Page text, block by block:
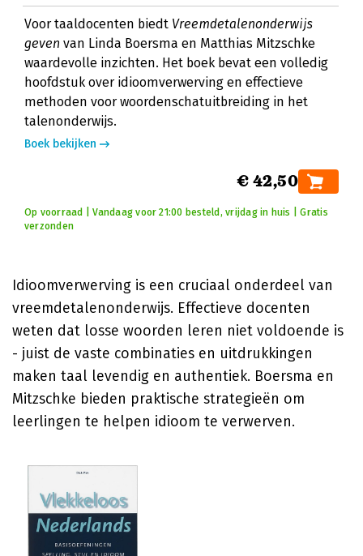
Voor taaldocenten biedt Vreemdetalenonderwijs
geven van Linda Boersma en Matthias Mitzschke
waardevolle inzichten. Het boek bevat een volledig
hoofdstuk over idioomverwerving en effectieve
methoden voor woordenschatuitbreiding in het
talenonderwijs.
Boek bekijken
€ 42,50
Op voorraad | Vandaag voor 21:00 besteld, vrijdag in huis | Gratis
verzonden
Idioomverwerving is een cruciaal onderdeel van
vreemdetalenonderwijs. Effectieve docenten
weten dat losse woorden leren niet voldoende is
- juist de vaste combinaties en uitdrukkingen
maken taal levendig en authentiek. Boersma en
Mitzschke bieden praktische strategieën om
leerlingen te helpen idioom te verwerven.